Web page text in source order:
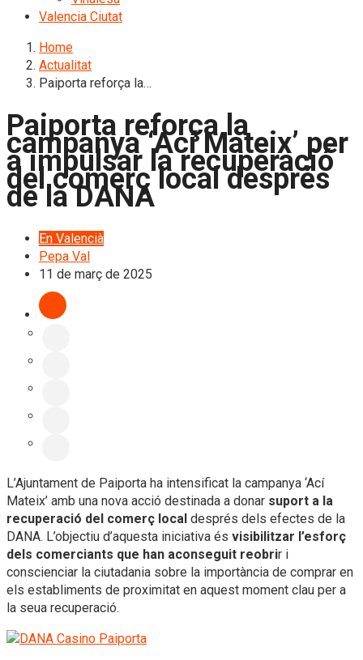
Valencia Ciutat
Home
Actualitat
Paiporta reforça la…
Paiporta reforça la
campanya ‘Ací Mateix’ per
a impulsar la recuperació
del comerç local després
de la DANA
En Valencià
Pepa Val
11 de març de 2025
L’Ajuntament de Paiporta ha intensificat la campanya ‘Ací
Mateix’ amb una nova acció destinada a donar suport a la
recuperació del comerç local després dels efectes de la
DANA. L’objectiu d’aquesta iniciativa és visibilitzar l’esforç
dels comerciants que han aconseguit reobrir i
conscienciar la ciutadania sobre la importància de comprar en
els establiments de proximitat en aquest moment clau per a
la seua recuperació.